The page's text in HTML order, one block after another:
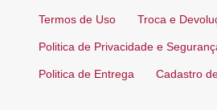
Termos de Uso Troca e
Politica de Privacidade e
Politica de Entrega Cadastro